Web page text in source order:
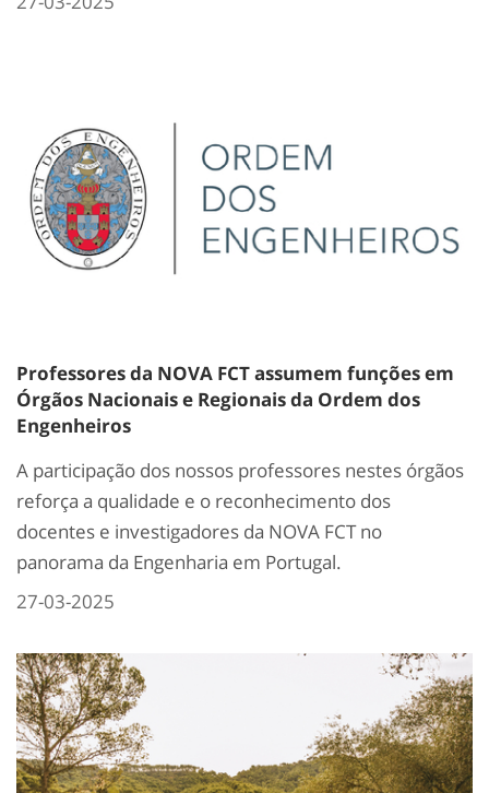
Professores da NOVA FCT assumem funções em
Órgãos Nacionais e Regionais da Ordem dos
Engenheiros
A participação dos nossos professores nestes órgãos
reforça a qualidade e o reconhecimento dos
docentes e investigadores da NOVA FCT no
panorama da Engenharia em Portugal.
27-03-2025